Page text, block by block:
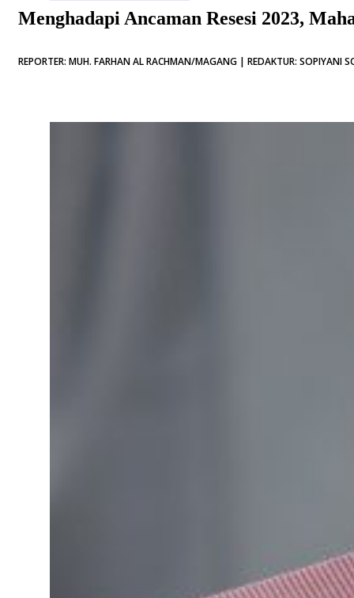
Menghadapi Ancaman Resesi 2023,
REPORTER: MUH. FARHAN AL RACHMAN/MAGANG | REDAKTUR: SOPIYANI